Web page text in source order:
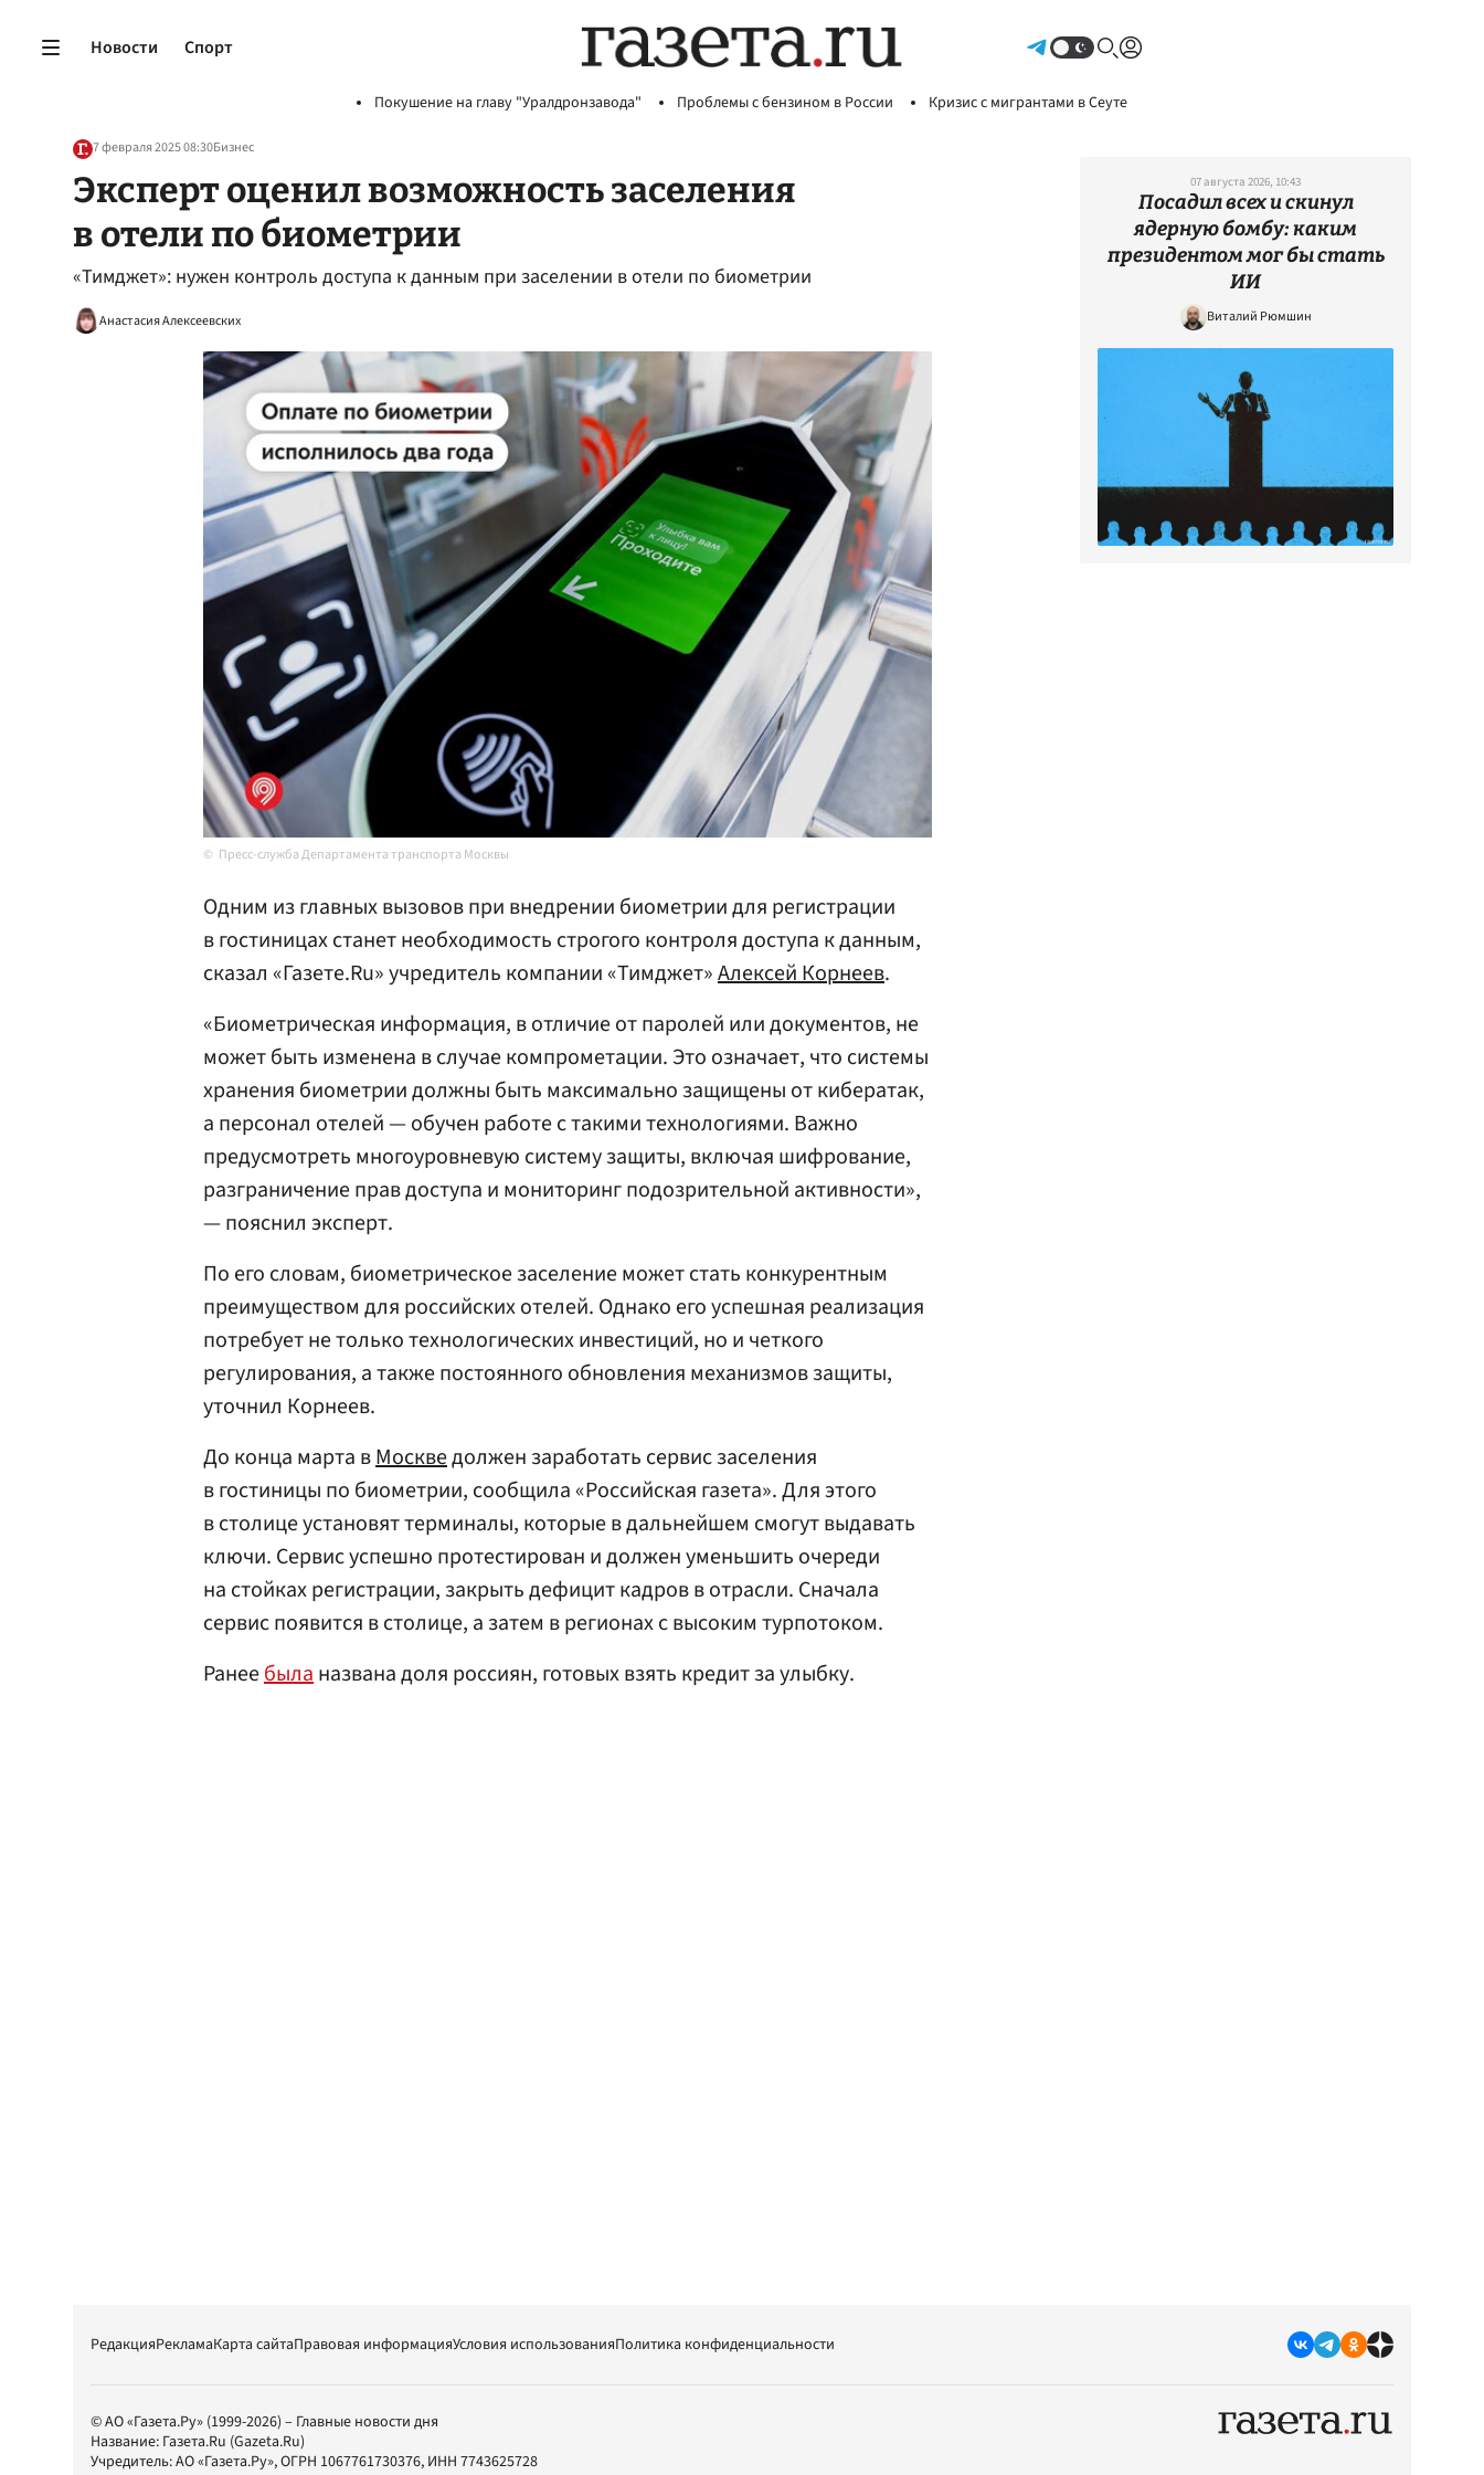
Новости Спорт
Покушение на главу "Уралдронзавода" Проблемы с бензином в России Кризис с мигрантами в Сеуте
7 февраля 2025 08:30Бизнес
Эксперт оценил возможность заселения
в отели по биометрии
«Тимджет»: нужен контроль доступа к данным при заселении в отели по биометрии
Анастасия Алексеевских
Пресс-служба Департамента транспорта Москвы
Одним из главных вызовов при внедрении биометрии для регистрации
в гостиницах станет необходимость строгого контроля доступа к данным,
сказал «Газете.Ru» учредитель компании «Тимджет»Алексей Корнеев.
«Биометрическая информация, в отличие от паролей или документов, не
может быть изменена в случае компрометации. Это означает, что системы
хранения биометрии должны быть максимально защищены от кибератак,
а персонал отелей — обучен работе с такими технологиями. Важно
предусмотреть многоуровневую систему защиты, включая шифрование,
разграничение прав доступа и мониторинг подозрительной активности»,
— пояснил эксперт.
По его словам, биометрическое заселение может стать конкурентным
преимуществом для российских отелей. Однако его успешная реализация
потребует не только технологических инвестиций, но и четкого
регулирования, а также постоянного обновления механизмов защиты,
уточнил Корнеев.
До конца марта вМоскведолжен заработать сервис заселения
в гостиницы по биометрии, сообщила «Российская газета». Для этого
в столице установят терминалы, которые в дальнейшем смогут выдавать
ключи. Сервис успешно протестирован и должен уменьшить очереди
на стойках регистрации, закрыть дефицит кадров в отрасли. Сначала
сервис появится в столице, а затем в регионах с высоким турпотоком.
Ранеебыланазвана доля россиян, готовых взять кредит за улыбку.
07 августа 2026, 10:43
Посадил всех и скинул
ядерную бомбу: каким
президентом мог бы стать
ИИ
Виталий Рюмшин
РедакцияРекламаКарта сайтаПравовая информацияУсловия использованияПолитика конфиденциальности
© АО «Газета.Ру» (1999-2026) – Главные новости дня
Название: Газета.Ru (Gazeta.Ru)
Учредитель:АО «Газета.Ру», ОГРН 1067761730376, ИНН 7743625728